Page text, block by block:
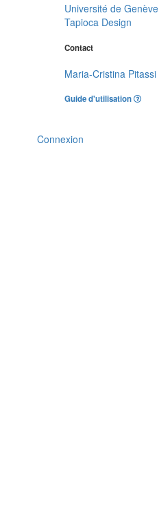
Université de Genève
Tapioca Design
Contact
Maria-Cristina Pitassi
Guide d'utilisation
Connexion